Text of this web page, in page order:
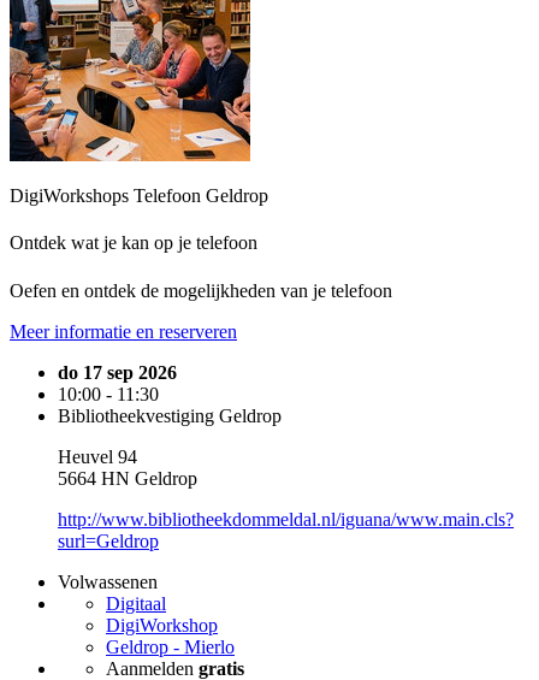
DigiWorkshops Telefoon Geldrop
Ontdek wat je kan op je telefoon
Oefen en ontdek de mogelijkheden van je telefoon
Meer informatie en reserveren
do 17 sep 2026
10:00 - 11:30
Bibliotheekvestiging Geldrop
Heuvel 94
5664 HN Geldrop
http://www.bibliotheekdommeldal.nl/iguana/www.main.cls?
surl=Geldrop
Volwassenen
Digitaal
DigiWorkshop
Geldrop - Mierlo
Aanmelden gratis